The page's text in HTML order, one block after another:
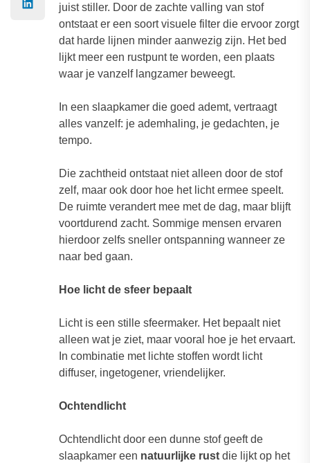
juist stiller. Door de zachte valling van stof
ontstaat er een soort visuele filter die ervoor zorgt
dat harde lijnen minder aanwezig zijn. Het bed
lijkt meer een rustpunt te worden, een plaats
waar je vanzelf langzamer beweegt.
In een slaapkamer die goed ademt, vertraagt
alles vanzelf: je ademhaling, je gedachten, je
tempo.
Die zachtheid ontstaat niet alleen door de stof
zelf, maar ook door hoe het licht ermee speelt.
De ruimte verandert mee met de dag, maar blijft
voortdurend zacht. Sommige mensen ervaren
hierdoor zelfs sneller ontspanning wanneer ze
naar bed gaan.
Hoe licht de sfeer bepaalt
Licht is een stille sfeermaker. Het bepaalt niet
alleen wat je ziet, maar vooral hoe je het ervaart.
In combinatie met lichte stoffen wordt licht
diffuser, ingetogener, vriendelijker.
Ochtendlicht
Ochtendlicht door een dunne stof geeft de
slaapkamer een natuurlijke rust die lijkt op het